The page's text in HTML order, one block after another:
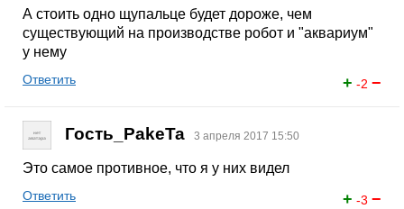
А стоить одно щупальце будет дороже, чем
существующий на производстве робот и "аквариум"
у нему
+ -2 −
Ответить
Гость_PakeTa 3 апреля 2017 15:50
Это самое противное, что я у них видел
+ -3 −
Ответить